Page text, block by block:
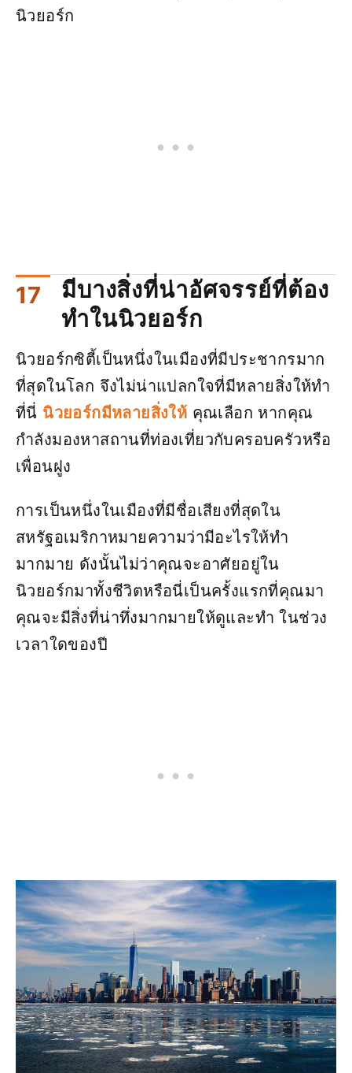
นิวยอร์ก
มีบางสิ่งที่น่าอัศจรรย์ที่ต้อง
ทำในนิวยอร์ก
นิวยอร์กซิตี้เป็นหนึ่งในเมืองที่มีประชากรมาก
ที่สุดในโลก จึงไม่น่าแปลกใจที่มีหลายสิ่งให้ทำ
ที่นี่ นิวยอร์กมีหลายสิ่งให้ คุณเลือก หากคุณ
กำลังมองหาสถานที่ท่องเที่ยวกับครอบครัวหรือ
เพื่อนฝูง
การเป็นหนึ่งในเมืองที่มีชื่อเสียงที่สุดใน
สหรัฐอเมริกาหมายความว่ามีอะไรให้ทำ
มากมาย ดังนั้นไม่ว่าคุณจะอาศัยอยู่ใน
นิวยอร์กมาทั้งชีวิตหรือนี่เป็นครั้งแรกที่คุณมา
คุณจะมีสิ่งที่น่าทึ่งมากมายให้ดูและทำ ในช่วง
เวลาใดของปี